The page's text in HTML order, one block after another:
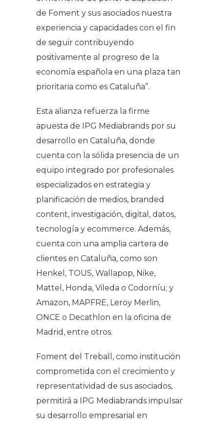
de Foment y sus asociados nuestra
experiencia y capacidades con el fin
de seguir contribuyendo
positivamente al progreso de la
economía española en una plaza tan
prioritaria como es Cataluña”.
Esta alianza refuerza la firme
apuesta de IPG Mediabrands por su
desarrollo en Cataluña, donde
cuenta con la sólida presencia de un
equipo integrado por profesionales
especializados en estrategia y
planificación de medios, branded
content, investigación, digital, datos,
tecnología y ecommerce. Además,
cuenta con una amplia cartera de
clientes en Cataluña, como son
Henkel, TOUS, Wallapop, Nike,
Mattel, Honda, Vileda o Codorníu; y
Amazon, MAPFRE, Leroy Merlin,
ONCE o Decathlon en la oficina de
Madrid, entre otros.
Foment del Treball, como institución
comprometida con el crecimiento y
representatividad de sus asociados,
permitirá a IPG Mediabrands impulsar
su desarrollo empresarial en